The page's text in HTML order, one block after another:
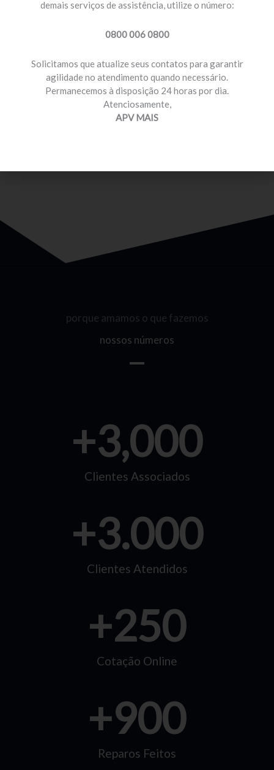
MOTORISTA PROFISSIONAL
Temos planos e preços com diferenciais para você
porque amamos o que fazemos
nossos números
Clientes Associados
+3,000
Clientes Atendidos
+3.000
Cotação Online
+250
Reparos Feitos
+900
demais serviços de assistência, utilize o número:
0800 006 0800
Solicitamos que atualize seus contatos para garantir
agilidade no atendimento quando necessário.
Permanecemos à disposição 24 horas por dia.
Atenciosamente,
APV MAIS